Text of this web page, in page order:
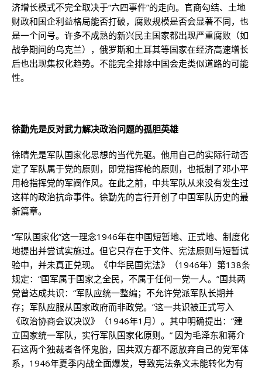
济增长模式不完全取决于“六四事件”的走向。官商勾结、土地
财政和国企利益格局能否打破，腐败规模是否会显著不同，也
是一个问号。许多不成熟的新兴民主国家都出现严重腐败（如
战争期间的乌克兰），俄罗斯和土耳其等国家在经济高速增长
后也出现集权化趋势。不能完全排除中国会走类似道路的可能
性。
徐勤先是反对武力解决政治问题的孤胆英雄
徐晴先是军队国家化思想的当代先驱。他用自己的实际行动否
定了军队属于党的原则，即党指挥枪的原则，也抵制了邓小平
用枪指挥党的军阀作风。在此之前，中共军队从来没有发生过
这样的政治抗命事件。徐勤先的言行开创了中国军队历史的最
新篇章。
“军队国家化”这一理念1946年在中国短暂地、正式地、制度化
地提出并尝试实施过。但它只存在于文件、宪法原则与短暂试
验中，并未真正兑现。《中华民国宪法》（1946年）第138条
规定：“国军属于国家之全民，不属于任何一党一人。”国共两
党曾达成共识：“军队应统一整编；不允许党派军队长期并
存；军队应服从国家政府而非政党。”这一共识被正式写入
《政治协商会议决议》（1946年1月）。其中明确提出：“建
立国家统一军队，实行军队国家化原则。” 因为毛泽东和蒋介
石这两个独裁者各怀鬼胎，国共双方都不愿放弃自己的党军体
系，1946年夏季内战全面爆发，导致宪法条文未能转化为有